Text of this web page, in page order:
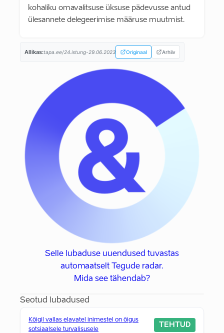
kohaliku omavalitsuse üksuse pädevusse antud
ülesannete delegeerimise määruse muutmist.
Allikas:tapa.ee/24.istung-29.06.2023 Originaal Arhiiv
Selle lubaduse uuendused tuvastas
automaatselt Tegude radar.
Mida see tähendab?
Seotud lubadused
Kõigil vallas elavatel inimestel on õigus
sotsiaalsele turvalisusele
TEHTUD